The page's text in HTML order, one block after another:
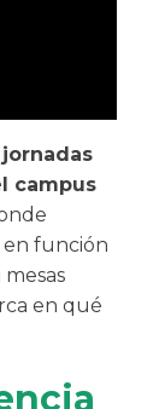
campus
en función
en qué